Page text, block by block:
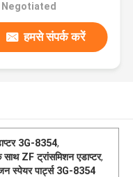
Negotiated
हमसे संपर्क करें
3G-8354,
साथ ZF ट्रांसमिशन एडाप्टर,
स्पेयर पार्ट्स 3G-8354